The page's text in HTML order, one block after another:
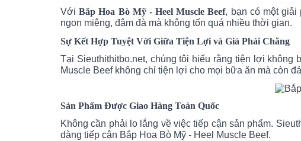
VớiBắp Hoa Bò Mỹ - Heel Muscle Beef, bạn có một
ngon miệng, đậm đà mà không tốn quá nhiều thời gian.
Sự Kết Hợp Tuyệt Vời Giữa Tiện Lợi và Giá Phải Chăng
Tại Sieuthithitbo.net, chúng tôi hiểu rằng tiện lợi
Muscle Beef không chỉ tiện lợi cho mọi bữa ăn mà còn
Sản Phẩm Được Giao Hàng Toàn Quốc
Không cần phải lo lắng về việc tiếp cận sản phẩm.
dàng tiếp cận Bắp Hoa Bò Mỹ - Heel Muscle Beef.